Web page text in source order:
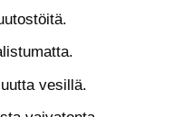
vesillä.